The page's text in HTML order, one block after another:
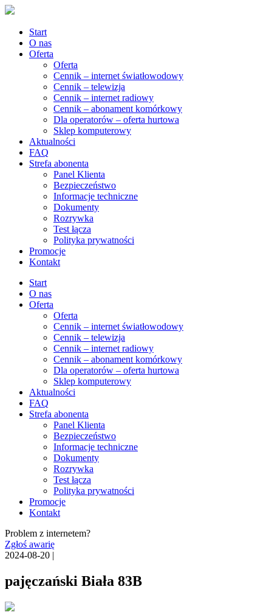
Start
O nas
Oferta
Oferta
Cennik – internet światłowodowy
Cennik – telewizja
Cennik – internet radiowy
Cennik – abonament komórkowy
Dla operatorów – oferta hurtowa
Sklep komputerowy
Aktualności
FAQ
Strefa abonenta
Panel Klienta
Bezpieczeństwo
Informacje techniczne
Dokumenty
Rozrywka
Test łącza
Polityka prywatności
Promocje
Kontakt
Start
O nas
Oferta
Oferta
Cennik – internet światłowodowy
Cennik – telewizja
Cennik – internet radiowy
Cennik – abonament komórkowy
Dla operatorów – oferta hurtowa
Sklep komputerowy
Aktualności
FAQ
Strefa abonenta
Panel Klienta
Bezpieczeństwo
Informacje techniczne
Dokumenty
Rozrywka
Test łącza
Polityka prywatności
Promocje
Kontakt
Problem z internetem?
Zgłoś awarię
2024-08-20 |
pajęczański Biała 83B